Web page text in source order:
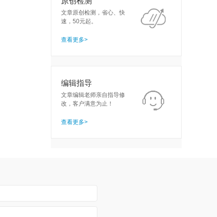
文章原创检测，省心、快
速，50元起。
查看更多>
编辑指导
文章编辑老师亲自指导修
改，客户满意为止！
查看更多>